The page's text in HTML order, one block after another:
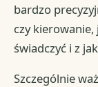
bardzo
czy
świadczyć i z
Szczególnie